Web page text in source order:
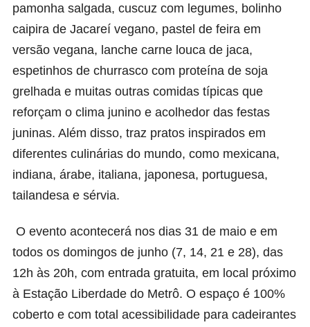
pamonha salgada, cuscuz com legumes, bolinho
caipira de Jacareí vegano, pastel de feira em
versão vegana, lanche carne louca de jaca,
espetinhos de churrasco com proteína de soja
grelhada e muitas outras comidas típicas que
reforçam o clima junino e acolhedor das festas
juninas. Além disso, traz pratos inspirados em
diferentes culinárias do mundo, como mexicana,
indiana, árabe, italiana, japonesa, portuguesa,
tailandesa e sérvia.
O evento acontecerá nos dias 31 de maio e em
todos os domingos de junho (7, 14, 21 e 28), das
12h às 20h, com entrada gratuita, em local próximo
à Estação Liberdade do Metrô. O espaço é 100%
coberto e com total acessibilidade para cadeirantes